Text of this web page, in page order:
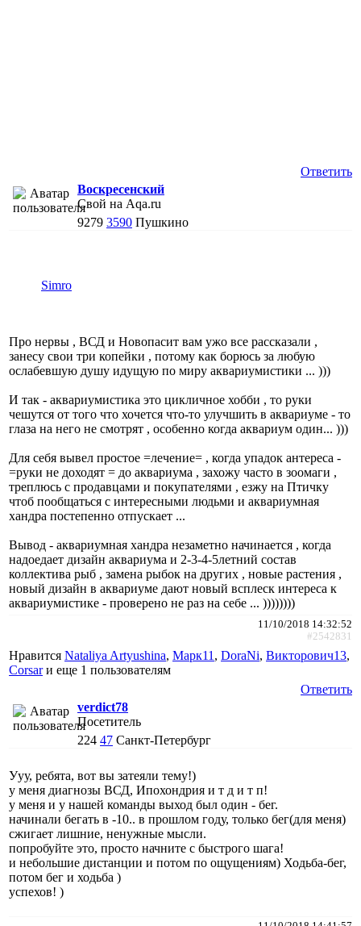
Ответить
Воскресенский
Свой на Aqa.ru
9279 3590 Пушкино
Simro
Про нервы , ВСД и Новопасит вам ужо все рассказали ,
занесу свои три копейки , потому как борюсь за любую
ослабевшую душу идущую по миру аквариумистики ... )))
И так - аквариумистика это цикличное хобби , то руки
чешутся от того что хочется что-то улучшить в аквариуме - то
глаза на него не смотрят , особенно когда аквариум один... )))
Для себя вывел простое =лечение= , когда упадок антереса -
=руки не доходят = до аквариума , захожу часто в зоомаги ,
треплюсь с продавцами и покупателями , езжу на Птичку
чтоб пообщаться с интересными людьми и аквариумная
хандра постепенно отпускает ...
Вывод - аквариумная хандра незаметно начинается , когда
надоедает дизайн аквариума и 2-3-4-5летний состав
коллектива рыб , замена рыбок на других , новые растения ,
новый дизайн в аквариуме дают новый всплеск интереса к
аквариумистике - проверено не раз на себе ... ))))))))
11/10/2018 14:32:52
#2542831
Нравится Nataliya Artyushina, Марк11 , DoraNi, Викторович13,
Corsarи еще 1 пользователям
Ответить
verdict78
Посетитель
224 47 Санкт-Петербург
Ууу, ребята, вот вы затеяли тему!)
у меня диагнозы ВСД, Ипохондрия и т д и т п!
у меня и у нашей команды выход был один - бег.
начинали бегать в -10.. в прошлом году, только бег(для меня)
сжигает лишние, ненужные мысли.
попробуйте это, просто начните с быстрого шага!
и небольшие дистанции и потом по ощущениям) Ходьба-бег,
потом бег и ходьба )
успехов! )